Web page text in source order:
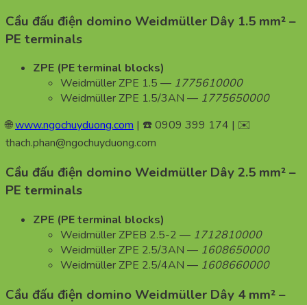
Cầu đấu điện domino Weidmüller Dây 1.5 mm² –
PE terminals
ZPE (PE terminal blocks)
Weidmüller ZPE 1.5 — 1775610000
Weidmüller ZPE 1.5/3AN — 1775650000
🌐www.ngochuyduong.com | ☎️ 0909 399 174 | ✉️
thach.phan@ngochuyduong.com
Cầu đấu điện domino Weidmüller Dây 2.5 mm² –
PE terminals
ZPE (PE terminal blocks)
Weidmüller ZPEB 2.5-2 — 1712810000
Weidmüller ZPE 2.5/3AN — 1608650000
Weidmüller ZPE 2.5/4AN — 1608660000
Cầu đấu điện domino Weidmüller Dây 4 mm² –